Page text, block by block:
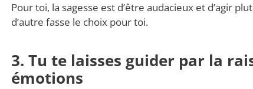
Pour toi, la sagesse est d’être audacieux et d’agir
d’autre fasse le choix pour toi.
3. Tu te laisses guider par la
émotions